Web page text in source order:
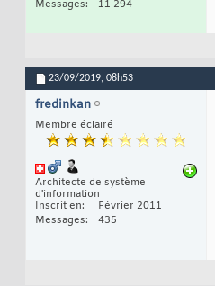
Messages
11 294
23/09/2019, 08h53
fredinkan
Membre éclairé
Architecte de système
d'information
Inscrit en
Février 2011
Messages
435